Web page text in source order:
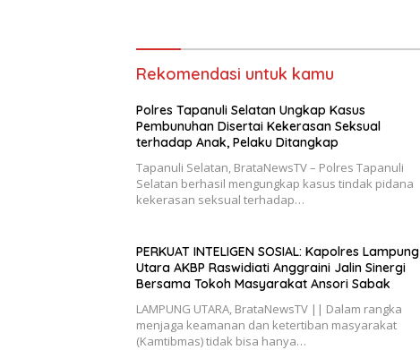
Rekomendasi untuk kamu
Polres Tapanuli Selatan Ungkap Kasus
Pembunuhan Disertai Kekerasan Seksual
terhadap Anak, Pelaku Ditangkap
Tapanuli Selatan, BrataNewsTV – Polres Tapanuli
Selatan berhasil mengungkap kasus tindak pidana
kekerasan seksual terhadap…
PERKUAT INTELIGEN SOSIAL: Kapolres Lampung
Utara AKBP Raswidiati Anggraini Jalin Sinergi
Bersama Tokoh Masyarakat Ansori Sabak
LAMPUNG UTARA, BrataNewsTV || Dalam rangka
menjaga keamanan dan ketertiban masyarakat
(Kamtibmas) tidak bisa hanya…